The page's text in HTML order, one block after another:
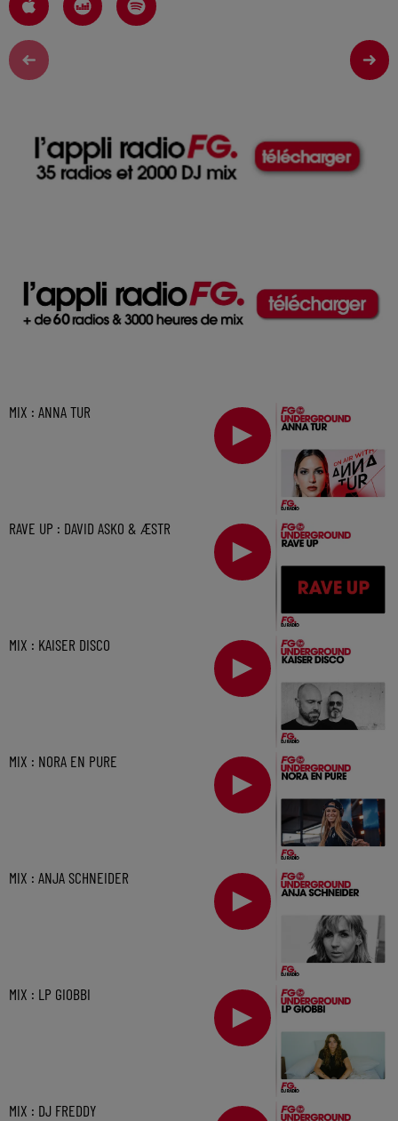
MIX : ANNA TUR
RAVE UP : DAVID ASKO & ÆSTR
MIX : KAISER DISCO
MIX : NORA EN PURE
MIX : ANJA SCHNEIDER
MIX : LP GIOBBI
MIX : DJ FREDDY